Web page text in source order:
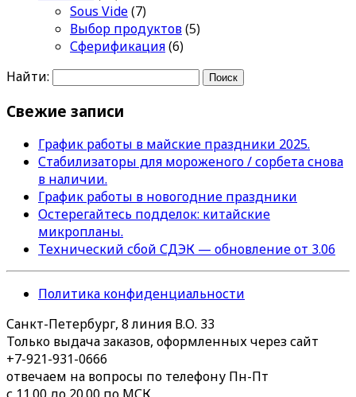
Sous Vide(7)
Выбор продуктов(5)
Сферификация(6)
Найти:
Свежие записи
График работы в майские праздники 2025.
Стабилизаторы для мороженого / сорбета снова
в наличии.
График работы в новогодние праздники
Остерегайтесь подделок: китайские
микропланы.
Технический сбой СДЭК — обновление от 3.06
Политика конфиденциальности
Санкт-Петербург, 8 линия В.О. 33
Только выдача заказов, оформленных через сайт
+7-921-931-0666
отвечаем на вопросы по телефону Пн-Пт